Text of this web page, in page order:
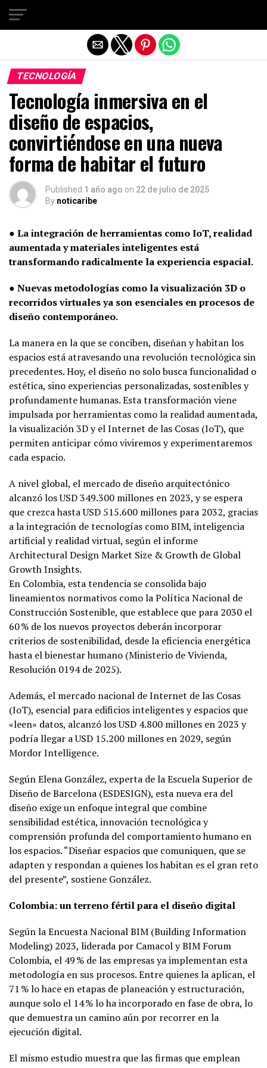
TECNOLOGÍA
Tecnología inmersiva en el
diseño de espacios,
convirtiéndose en una nueva
forma de habitar el futuro
Published 1 año ago on 22 de julio de 2025
By noticaribe
● La integración de herramientas como IoT, realidad
aumentada y materiales inteligentes está
transformando radicalmente la experiencia espacial.
● Nuevas metodologías como la visualización 3D o
recorridos virtuales ya son esenciales en procesos de
diseño contemporáneo.
La manera en la que se conciben, diseñan y habitan los
espacios está atravesando una revolución tecnológica sin
precedentes. Hoy, el diseño no solo busca funcionalidad o
estética, sino experiencias personalizadas, sostenibles y
profundamente humanas. Esta transformación viene
impulsada por herramientas como la realidad aumentada,
la visualización 3D y el Internet de las Cosas (IoT), que
permiten anticipar cómo viviremos y experimentaremos
cada espacio.
A nivel global, el mercado de diseño arquitectónico
alcanzó los USD 349.300 millones en 2023, y se espera
que crezca hasta USD 515.600 millones para 2032, gracias
a la integración de tecnologías como BIM, inteligencia
artificial y realidad virtual, según el informe
Architectural Design Market Size & Growth de Global
Growth Insights.
En Colombia, esta tendencia se consolida bajo
lineamientos normativos como la Política Nacional de
Construcción Sostenible, que establece que para 2030 el
60 % de los nuevos proyectos deberán incorporar
criterios de sostenibilidad, desde la eficiencia energética
hasta el bienestar humano (Ministerio de Vivienda,
Resolución 0194 de 2025).
Además, el mercado nacional de Internet de las Cosas
(IoT), esencial para edificios inteligentes y espacios que
«leen» datos, alcanzó los USD 4.800 millones en 2023 y
podría llegar a USD 15.200 millones en 2029, según
Mordor Intelligence.
Según Elena González, experta de la Escuela Superior de
Diseño de Barcelona (ESDESIGN), esta nueva era del
diseño exige un enfoque integral que combine
sensibilidad estética, innovación tecnológica y
comprensión profunda del comportamiento humano en
los espacios. “Diseñar espacios que comuniquen, que se
adapten y respondan a quienes los habitan es el gran reto
del presente”, sostiene González.
Colombia: un terreno fértil para el diseño digital
Según la Encuesta Nacional BIM (Building Information
Modeling) 2023, liderada por Camacol y BIM Forum
Colombia, el 49 % de las empresas ya implementan esta
metodología en sus procesos. Entre quienes la aplican, el
71 % lo hace en etapas de planeación y estructuración,
aunque solo el 14 % lo ha incorporado en fase de obra, lo
que demuestra un camino aún por recorrer en la
ejecución digital.
El mismo estudio muestra que las firmas que emplean